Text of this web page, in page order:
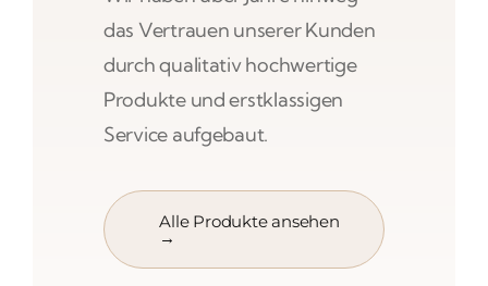
das Vertrauen unserer Kunden
durch qualitativ hochwertige
Produkte und erstklassigen
Service aufgebaut.
Alle Produkte ansehen
→